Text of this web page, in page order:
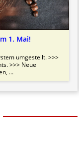
1. Mai!
umgestellt. >>>
>>> Neue
...